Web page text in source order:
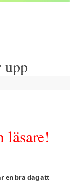
upp
läsare!
en bra dag att